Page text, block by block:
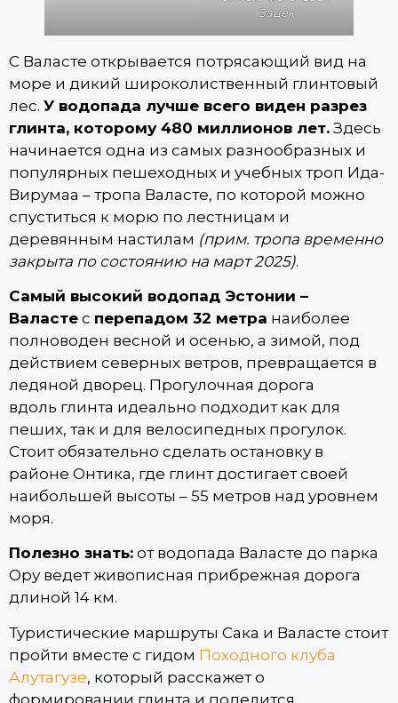
Зацек
С Валасте открывается потрясающий вид на
море и дикий широколиственный глинтовый
лес. У водопада лучше всего виден разрез
глинта, которому 480 миллионов лет. Здесь
начинается одна из самых разнообразных и
популярных пешеходных и учебных троп Ида-
Вирумаа – тропа Валасте, по которой можно
спуститься к морю по лестницам и
деревянным настилам (прим. тропа временно
закрыта по состоянию на март 2025).
Самый высокий водопад Эстонии –
Валасте с перепадом 32 метра наиболее
полноводен весной и осенью, а зимой, под
действием северных ветров, превращается в
ледяной дворец. Прогулочная дорога
вдоль глинта идеально подходит как для
пеших, так и для велосипедных прогулок.
Стоит обязательно сделать остановку в
районе Онтика, где глинт достигает своей
наибольшей высоты – 55 метров над уровнем
моря.
Полезно знать: от водопада Валасте до парка
Ору ведет живописная прибрежная дорога
длиной 14 км.
Туристические маршруты Сака и Валасте стоит
пройти вместе с гидом Походного клуба
Алутагузе, который расскажет о
формировании глинта и поделится